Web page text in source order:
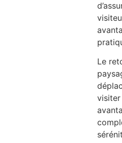
Le
visiter